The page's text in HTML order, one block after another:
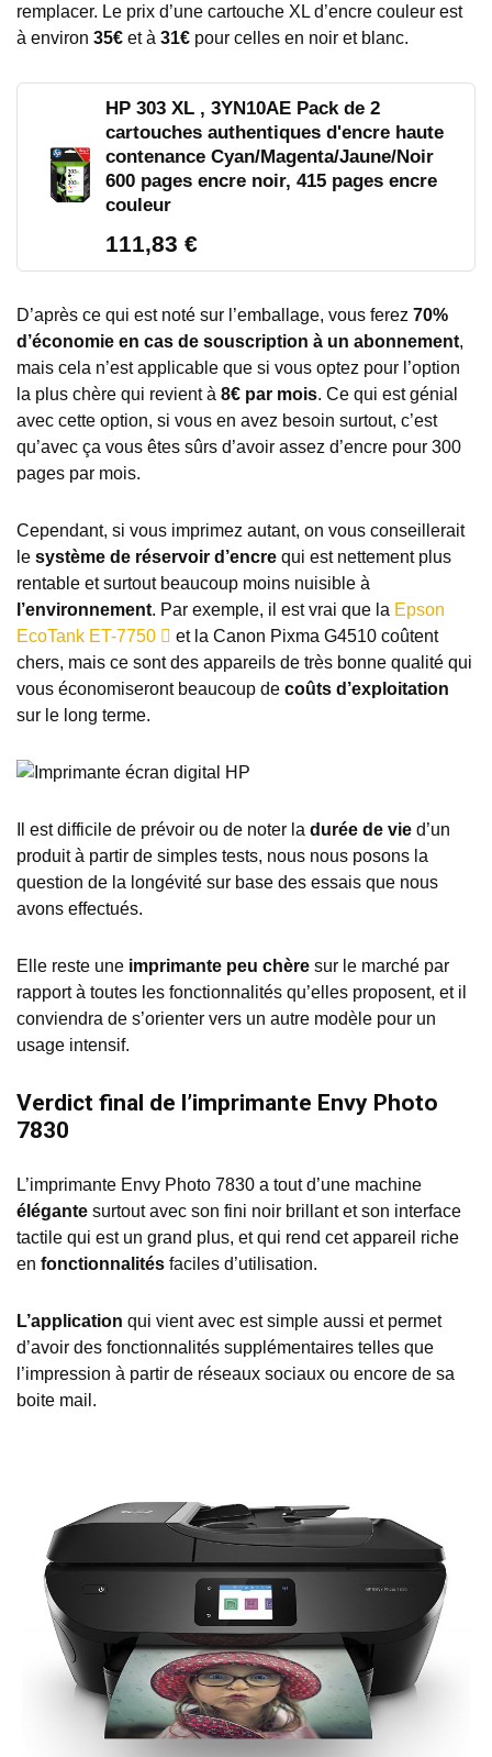
remplacer. Le prix d’une cartouche XL d’encre couleur est
à environ 35€ et à 31€ pour celles en noir et blanc.
HP 303 XL , 3YN10AE Pack de 2
cartouches authentiques d'encre haute
contenance Cyan/Magenta/Jaune/Noir
600 pages encre noir, 415 pages encre
couleur
111,83 €
D’après ce qui est noté sur l’emballage, vous ferez 70%
d’économie en cas de souscription à un abonnement,
mais cela n’est applicable que si vous optez pour l’option
la plus chère qui revient à 8€ par mois. Ce qui est génial
avec cette option, si vous en avez besoin surtout, c’est
qu’avec ça vous êtes sûrs d’avoir assez d’encre pour 300
pages par mois.
Cependant, si vous imprimez autant, on vous conseillerait
le système de réservoir d’encre qui est nettement plus
rentable et surtout beaucoup moins nuisible à
l’environnement. Par exemple, il est vrai que la Epson
EcoTank ET-7750
et la Canon Pixma G4510 coûtent
chers, mais ce sont des appareils de très bonne qualité qui
vous économiseront beaucoup de coûts d’exploitation
sur le long terme.
Il est difficile de prévoir ou de noter la durée de vie d’un
produit à partir de simples tests, nous nous posons la
question de la longévité sur base des essais que nous
avons effectués.
Elle reste une imprimante peu chère sur le marché par
rapport à toutes les fonctionnalités qu’elles proposent, et il
conviendra de s’orienter vers un autre modèle pour un
usage intensif.
Verdict final de l’imprimante Envy Photo
7830
L’imprimante Envy Photo 7830 a tout d’une machine
élégante surtout avec son fini noir brillant et son interface
tactile qui est un grand plus, et qui rend cet appareil riche
en fonctionnalités faciles d’utilisation.
L’application qui vient avec est simple aussi et permet
d’avoir des fonctionnalités supplémentaires telles que
l’impression à partir de réseaux sociaux ou encore de sa
boite mail.